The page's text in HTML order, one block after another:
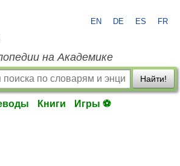
EN DE ES FR
на Академике
Найти!
Книги Игры ⚽